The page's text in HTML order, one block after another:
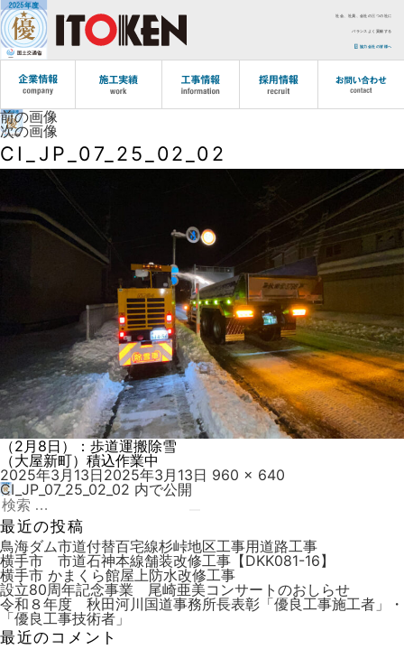
社会、社員、会社の三つの社に
バランスよく貢献する
協力会社の皆様へ
前の画像
次の画像
CI_JP_07_25_02_02
（2月8日）：歩道運搬除雪
（大屋新町）積込作業中
投
稿
日:
2025年3月13日2025年3月13日 フ
960 × 640
投
稿
ナ
ビ
ゲ
ー
シ
CI_JP_07_25_02_02 内で公開
検
索:
最近の投稿
鳥海ダム市道付替百宅線杉峠地区工事用道路工事
横手市 市道石神本線舗装改修工事【DKK081-16】
横手市 かまくら館屋上防水改修工事
設立80周年記念事業 尾崎亜美コンサートのおしらせ
令和８年度 秋田河川国道事務所長表彰「優良工事施工者」・
「優良工事技術者」
最近のコメント